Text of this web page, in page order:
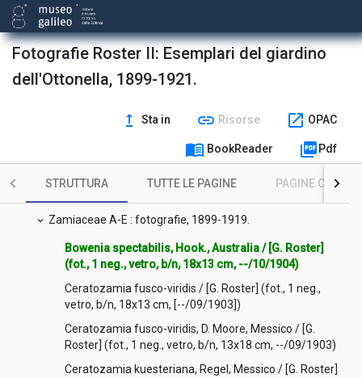
Fotografie Roster II: Esemplari del giardino
dell'Ottonella, 1899-1921.
upgrade Sta in link Risorse open_in_new OPAC
menu_book BookReader picture_as_pdf Pdf
STRUTTURA TUTTE LE PAGINE PAGINE CON
chevron_right Polypodiaceae : fotografie, [1911]-1914.
chevron_right Pontederiaceae : fotografie, 1915.
Primulaceae : fotografie, 1903.
Rafflesiaceae : fotografie, 1901.
Solanaceae : fotografie, 1904.
chevron_right Strelitziaceae : fotografie, 1904-1920.
expand_more Zamiaceae A-E : fotografie, 1899-1919.
Bowenia spectabilis, Hook., Australia / [G. Roster]
(fot., 1 neg., vetro, b/n, 18x13 cm, --/10/1904)
Ceratozamia fusco-viridis / [G. Roster] (fot., 1 neg.,
vetro, b/n, 18x13 cm, [--/09/1903])
Ceratozamia fusco-viridis, D. Moore, Messico / [G.
Roster] (fot., 1 neg., vetro, b/n, 13x18 cm, --/09/1903)
Ceratozamia kuesteriana, Regel, Messico / [G. Roster]